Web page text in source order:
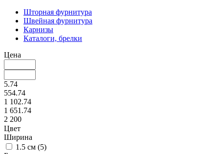
Шторная фурнитура
Швейная фурнитура
Карнизы
Каталоги, брелки
Цена
5.74
554.74
1 102.74
1 651.74
2 200
Цвет
Ширина
1.5 см (5)